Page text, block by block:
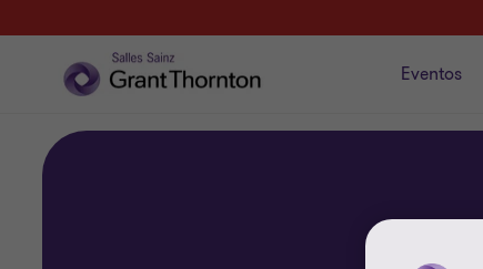
Eventos